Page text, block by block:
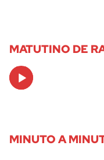
MATUTINO DE
Audio
Player
MINUTO A